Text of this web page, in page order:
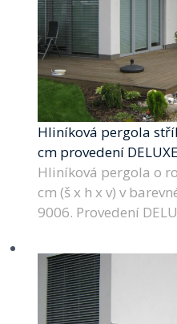
Hliníková pergola
cm provedení DELUXE
Hliníková pergola o
cm (š x h x v) v
9006. Provedení